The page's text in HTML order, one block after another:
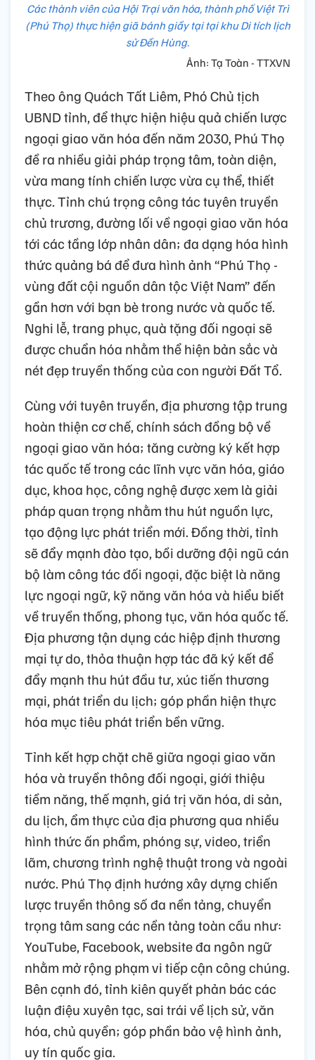
Các thành viên của Hội Trại văn hóa, thành phố Việt Trì
(Phú Thọ) thực hiện giã bánh giầy tại tại khu Di tích lịch
sử Đền Hùng.
Ảnh: Tạ Toàn - TTXVN
Theo ông Quách Tất Liêm, Phó Chủ tịch
UBND tỉnh, để thực hiện hiệu quả chiến lược
ngoại giao văn hóa đến năm 2030, Phú Thọ
đề ra nhiều giải pháp trọng tâm, toàn diện,
vừa mang tính chiến lược vừa cụ thể, thiết
thực. Tỉnh chú trọng công tác tuyên truyền
chủ trương, đường lối về ngoại giao văn hóa
tới các tầng lớp nhân dân; đa dạng hóa hình
thức quảng bá để đưa hình ảnh “Phú Thọ -
vùng đất cội nguồn dân tộc Việt Nam” đến
gần hơn với bạn bè trong nước và quốc tế.
Nghi lễ, trang phục, quà tặng đối ngoại sẽ
được chuẩn hóa nhằm thể hiện bản sắc và
nét đẹp truyền thống của con người Đất Tổ.
Cùng với tuyên truyền, địa phương tập trung
hoàn thiện cơ chế, chính sách đồng bộ về
ngoại giao văn hóa; tăng cường ký kết hợp
tác quốc tế trong các lĩnh vực văn hóa, giáo
dục, khoa học, công nghệ được xem là giải
pháp quan trọng nhằm thu hút nguồn lực,
tạo động lực phát triển mới. Đồng thời, tỉnh
sẽ đẩy mạnh đào tạo, bồi dưỡng đội ngũ cán
bộ làm công tác đối ngoại, đặc biệt là năng
lực ngoại ngữ, kỹ năng văn hóa và hiểu biết
về truyền thống, phong tục, văn hóa quốc tế.
Địa phương tận dụng các hiệp định thương
mại tự do, thỏa thuận hợp tác đã ký kết để
đẩy mạnh thu hút đầu tư, xúc tiến thương
mại, phát triển du lịch; góp phần hiện thực
hóa mục tiêu phát triển bền vững.
Tỉnh kết hợp chặt chẽ giữa ngoại giao văn
hóa và truyền thông đối ngoại, giới thiệu
tiềm năng, thế mạnh, giá trị văn hóa, di sản,
du lịch, ẩm thực của địa phương qua nhiều
hình thức ấn phẩm, phóng sự, video, triển
lãm, chương trình nghệ thuật trong và ngoài
nước. Phú Thọ định hướng xây dựng chiến
lược truyền thông số đa nền tảng, chuyển
trọng tâm sang các nền tảng toàn cầu như:
YouTube, Facebook, website đa ngôn ngữ
nhằm mở rộng phạm vi tiếp cận công chúng.
Bên cạnh đó, tỉnh kiên quyết phản bác các
luận điệu xuyên tạc, sai trái về lịch sử, văn
hóa, chủ quyền; góp phần bảo vệ hình ảnh,
uy tín quốc gia.